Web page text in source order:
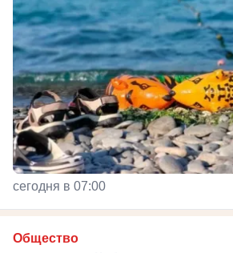
сегодня в 07:00
Общество